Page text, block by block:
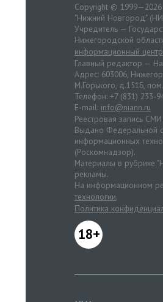
Copyright © 1999—2026
"Нижний Новгород"
Учредитель —
Нижегородской
информационный центр
Главный редактор —
Адрес: 603006,
М.Горького, д.151Б,
Телефон: +7 (831) 233-
E-mail: info@niann.ru
Реестровая запись
Выдано Федеральной
информационных
(Роскомнадзор).
Материалы в рубрике
рекламы.
На информационном
технологии.
Политика
18+